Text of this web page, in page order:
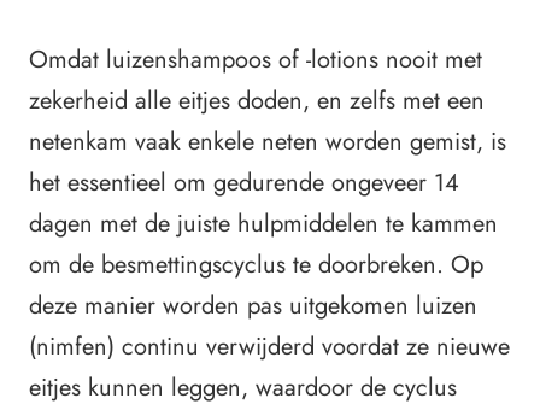
Omdat luizenshampoos of -lotions nooit met
zekerheid alle eitjes doden, en zelfs met een
netenkam vaak enkele neten worden gemist, is
het essentieel om gedurende ongeveer 14
dagen met de juiste hulpmiddelen te kammen
om de besmettingscyclus te doorbreken. Op
deze manier worden pas uitgekomen luizen
(nimfen) continu verwijderd voordat ze nieuwe
eitjes kunnen leggen, waardoor de cyclus